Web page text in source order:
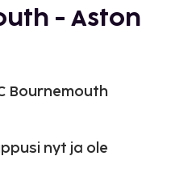
- Aston
Bournemouth
nyt ja ole